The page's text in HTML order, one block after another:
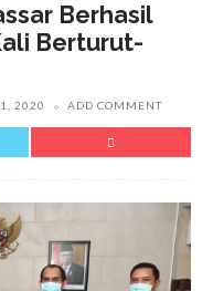
Berhasil
Berturut-
2020 ADD COMMENT